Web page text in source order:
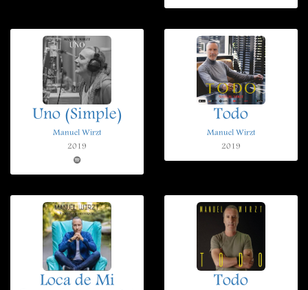
Uno (Simple)
Manuel Wirzt
2019
Todo
Manuel Wirzt
2019
Loca de Mi
Todo